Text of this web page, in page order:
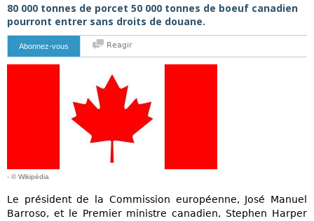
80 000 tonnes de porcet 50 000 tonnes de boeuf canadien
pourront entrer sans droits de douane.
Abonnez-vous Reagir
- © Wikipédia
Le président de la Commission européenne, José Manuel
Barroso, et le Premier ministre canadien, Stephen Harper